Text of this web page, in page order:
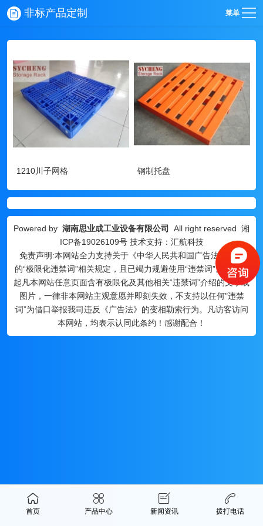
非标产品定制 菜单
1210川子网格 钢制托盘
Powered by 湖南思业成工业设备有限公司 All right reserved 湘
ICP备19026109号技术支持：汇航科技
免责声明:本网站全力支持关于《中华人民共和国广告法》实施
的“极限化违禁词”相关规定，且已竭力规避使用“违禁词”。故即日
起凡本网站任意页面含有极限化及其他相关“违禁词”介绍的文字或
图片，一律非本网站主观意愿并即刻失效，不支持以任何"违禁
词”为借口举报我司违反《广告法》的变相勒索行为。凡访客访问
本网站，均表示认同此条约！感谢配合！
首页 产品中心 新闻资讯 拨打电话